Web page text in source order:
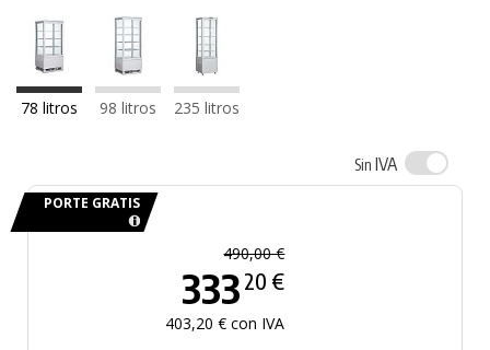
78 litros 98 litros 235 litros
Sin IVA
PORTE GRATIS
490,00 €
333 20 €
403,20 € con IVA